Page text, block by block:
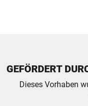
GEFÖRDERT
Dieses Vorhaben